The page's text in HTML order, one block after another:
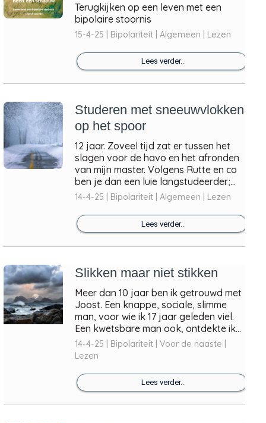
Terugkijken op een leven met een
bipolaire stoornis
15-4-25 | Bipolariteit | Algemeen | Lezen
Lees verder..
Studeren met sneeuwvlokken
op het spoor
12 jaar. Zoveel tijd zat er tussen het
slagen voor de havo en het afronden
van mijn master. Volgens Rutte en co
ben je dan een luie langstudeerder;...
14-4-25 | Bipolariteit | Algemeen | Lezen
Lees verder..
Slikken maar niet stikken
Meer dan 10 jaar ben ik getrouwd met
Joost. Een knappe, sociale, slimme
man, voor wie ik 17 jaar geleden viel.
Een kwetsbare man ook, ontdekte ik...
14-4-25 | Bipolariteit | Voor de naaste |
Lezen
Lees verder..